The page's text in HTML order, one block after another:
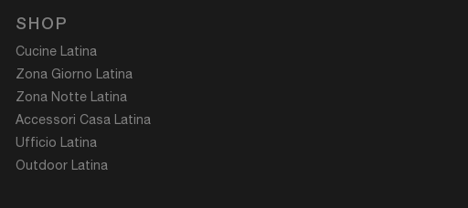
SHOP
Cucine Latina
Zona Giorno Latina
Zona Notte Latina
Accessori Casa Latina
Ufficio Latina
Outdoor Latina